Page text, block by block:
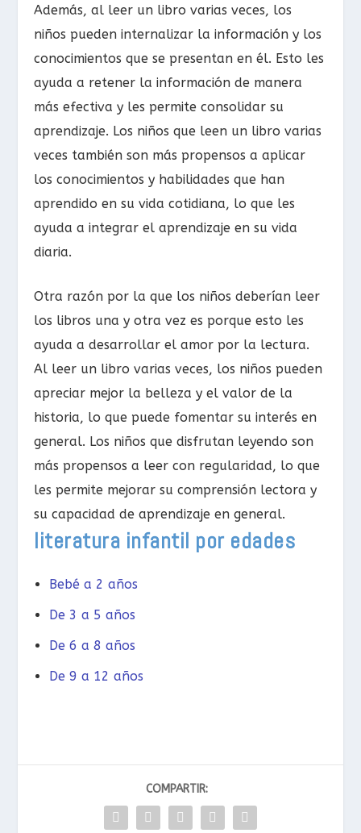
Además, al leer un libro varias veces, los
niños pueden internalizar la información y los
conocimientos que se presentan en él. Esto les
ayuda a retener la información de manera
más efectiva y les permite consolidar su
aprendizaje. Los niños que leen un libro varias
veces también son más propensos a aplicar
los conocimientos y habilidades que han
aprendido en su vida cotidiana, lo que les
ayuda a integrar el aprendizaje en su vida
diaria.
Otra razón por la que los niños deberían leer
los libros una y otra vez es porque esto les
ayuda a desarrollar el amor por la lectura.
Al leer un libro varias veces, los niños pueden
apreciar mejor la belleza y el valor de la
historia, lo que puede fomentar su interés en
general. Los niños que disfrutan leyendo son
más propensos a leer con regularidad, lo que
les permite mejorar su comprensión lectora y
su capacidad de aprendizaje en general.
literatura infantil por edades
Bebé a 2 años
De 3 a 5 años
De 6 a 8 años
De 9 a 12 años
COMPARTIR: